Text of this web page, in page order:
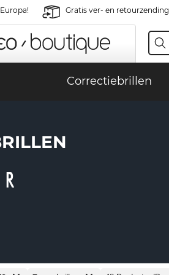
Gratis ver- en retourzending
Correctiebrillen